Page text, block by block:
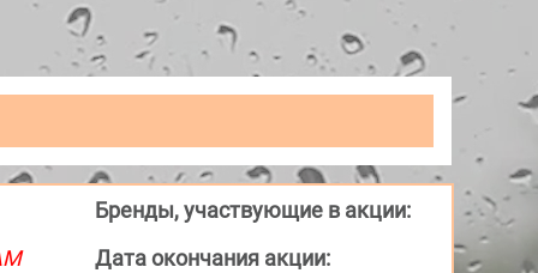
Бренды, участвующие в акции:
Дата окончания акции: